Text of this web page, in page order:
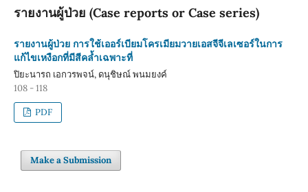
รายงานผู้ป่วย (Case reports or Case series)
รายงานผู้ป่วย การใช้เออร์เบียมโครเมียมวายเอสจีจีเลเซอร์ในการ
แก้ไขเหงือกที่มีสีคล้ำเฉพาะที่
ปิยะนารถ เอกวรพจน์, ดนุชิษณ์ พนมยงค์
108 - 118
PDF
Make a Submission